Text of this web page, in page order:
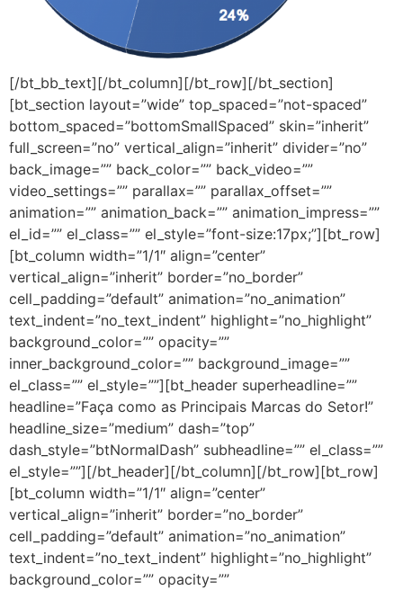
[/bt_bb_text][/bt_column][/bt_row][/bt_section]
[bt_section layout=”wide” top_spaced=”not-spaced”
bottom_spaced=”bottomSmallSpaced” skin=”inherit”
full_screen=”no” vertical_align=”inherit” divider=”no”
back_image=”” back_color=”” back_video=””
video_settings=”” parallax=”” parallax_offset=””
animation=”” animation_back=”” animation_impress=””
el_id=”” el_class=”” el_style=”font-size:17px;”][bt_row]
[bt_column width=”1/1″ align=”center”
vertical_align=”inherit” border=”no_border”
cell_padding=”default” animation=”no_animation”
text_indent=”no_text_indent” highlight=”no_highlight”
background_color=”” opacity=””
inner_background_color=”” background_image=””
el_class=”” el_style=””][bt_header superheadline=””
headline=”Faça como as Principais Marcas do Setor!”
headline_size=”medium” dash=”top”
dash_style=”btNormalDash” subheadline=”” el_class=””
el_style=””][/bt_header][/bt_column][/bt_row][bt_row]
[bt_column width=”1/1″ align=”center”
vertical_align=”inherit” border=”no_border”
cell_padding=”default” animation=”no_animation”
text_indent=”no_text_indent” highlight=”no_highlight”
background_color=”” opacity=””